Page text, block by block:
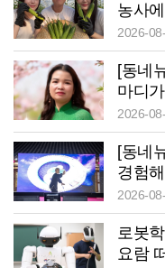
농사
2026-
[동네
마디
다
2026-
[동네
경험
2026-
로봇
요람